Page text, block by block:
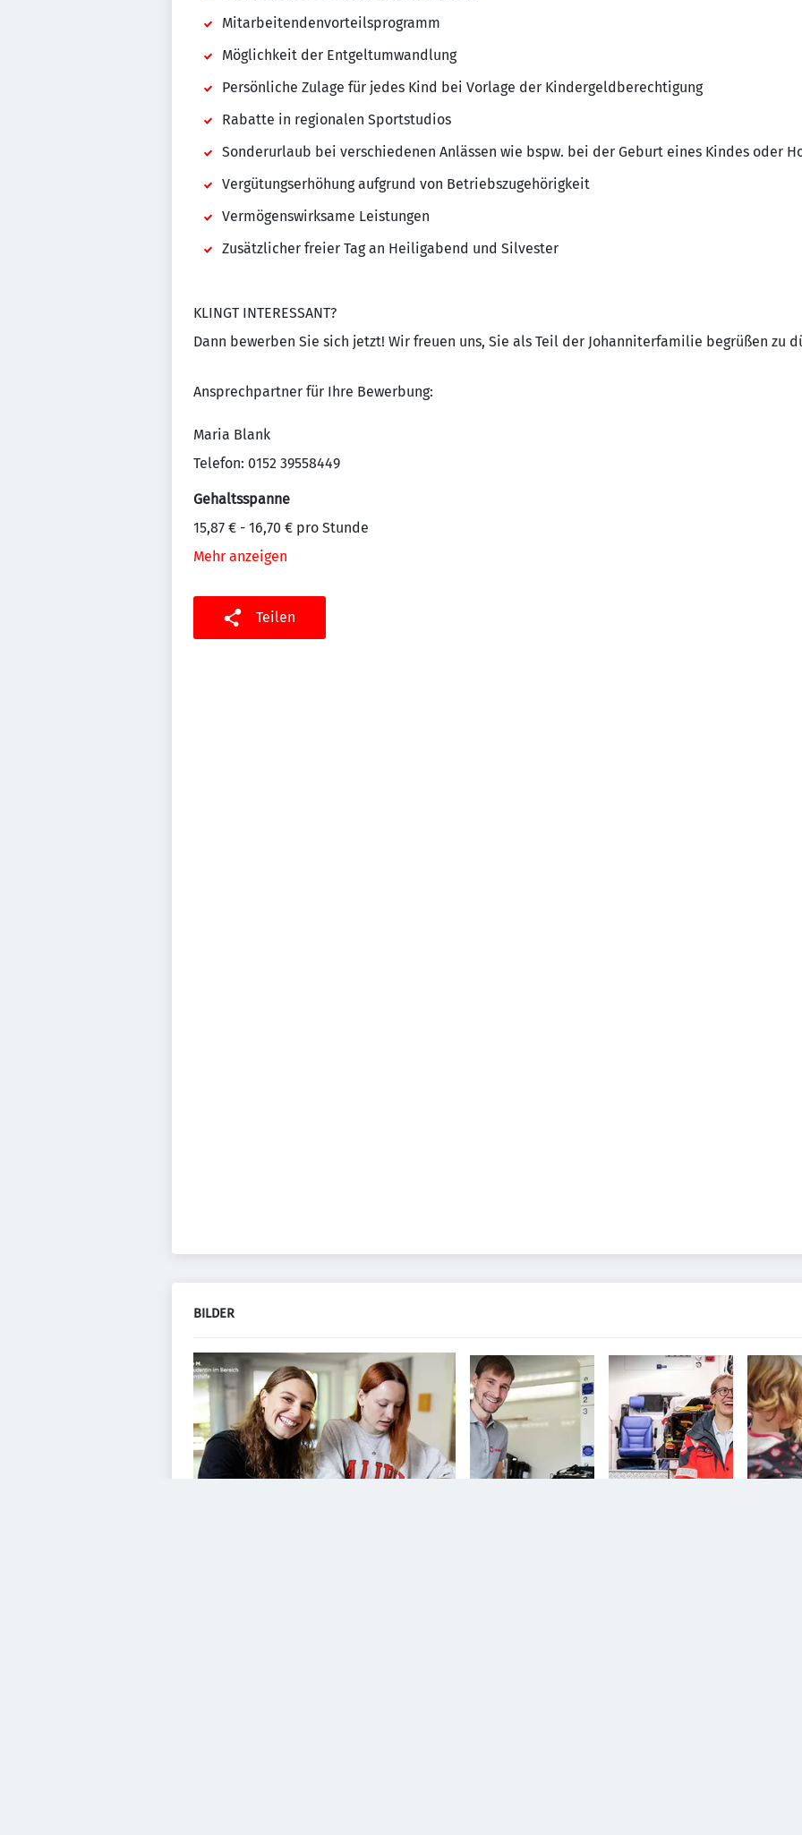
Mitarbeitendenvorteilsprogramm
Möglichkeit der Entgeltumwandlung
Persönliche Zulage für jedes Kind bei Vorlage der Kindergeldberechtigung
Rabatte in regionalen Sportstudios
Sonderurlaub bei verschiedenen Anlässen wie bspw. bei der Geburt eines Kindes oder
Vergütungserhöhung aufgrund von Betriebszugehörigkeit
Vermögenswirksame Leistungen
Zusätzlicher freier Tag an Heiligabend und Silvester
KLINGT INTERESSANT?
Dann bewerben Sie sich jetzt! Wir freuen uns, Sie als Teil der Johanniterfamilie begrüßen zu
Ansprechpartner für Ihre Bewerbung:
Maria Blank
Telefon: 0152 39558449
Gehaltsspanne
15,87 € - 16,70 € pro Stunde
Mehr anzeigen
Teilen
BILDER